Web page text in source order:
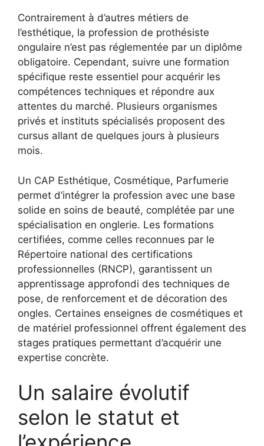
Contrairement à d’autres métiers de
l’esthétique, la profession de prothésiste
ongulaire n’est pas réglementée par un diplôme
obligatoire. Cependant, suivre une formation
spécifique reste essentiel pour acquérir les
compétences techniques et répondre aux
attentes du marché. Plusieurs organismes
privés et instituts spécialisés proposent des
cursus allant de quelques jours à plusieurs
mois.
Un CAP Esthétique, Cosmétique, Parfumerie
permet d’intégrer la profession avec une base
solide en soins de beauté, complétée par une
spécialisation en onglerie. Les formations
certifiées, comme celles reconnues par le
Répertoire national des certifications
professionnelles (RNCP), garantissent un
apprentissage approfondi des techniques de
pose, de renforcement et de décoration des
ongles. Certaines enseignes de cosmétiques et
de matériel professionnel offrent également des
stages pratiques permettant d’acquérir une
expertise concrète.
Un salaire évolutif
selon le statut et